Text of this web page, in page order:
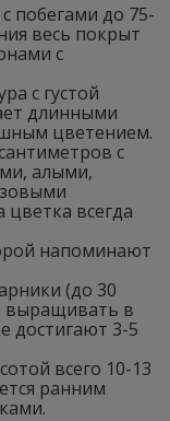
побегами до 75-
весь покрыт
с
с густой
длинными
цветением.
с
алыми,
всегда
напоминают
(до 30
выращивать в
достигают 3-5
всего 10-13
ранним